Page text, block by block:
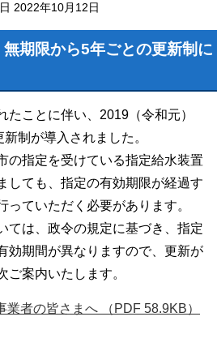
2022年10月12日
期限から5年ごとの更新制に
たことに伴い、2019（令和元）
制が導入されました。
の指定を受けている指定給水装置
しても、指定の有効期限が経過す
っていただく必要があります。
ては、政令の規定に基づき、指定
効期間が異なりますので、更新が
ご案内いたします。
業者の皆さまへ （PDF 58.9KB）